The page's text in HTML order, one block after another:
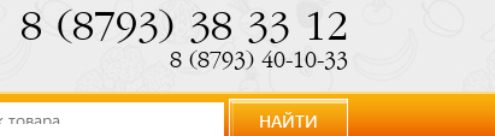
8 (8793) 38 33 12
8 (8793) 40-10-33
НАЙТИ